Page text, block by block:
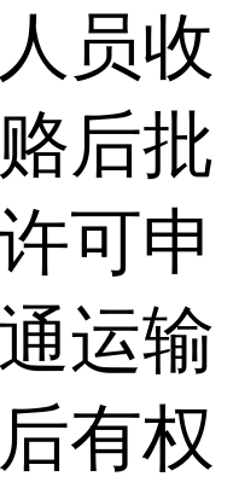
员收
后批
可申
运输
有权